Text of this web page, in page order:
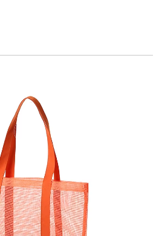
なたの1点を作りましょう！